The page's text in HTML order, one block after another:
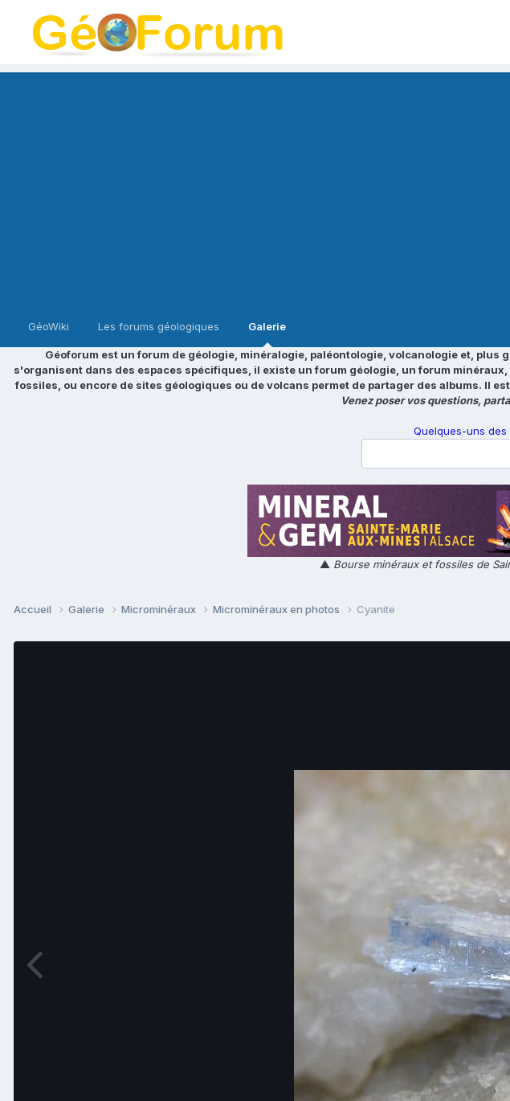
GéoWiki Les forums géologiques Galerie
Géoforum est un forum de géologie, minéralogie, paléontologie, volcanologie et,
s'organisent dans des espaces spécifiques, il existe un forum géologie, un forum
fossiles, ou encore de sites géologiques ou de volcans permet de partager des albums. Il
Venez poser vos questions,
Quelques-uns
▲ Bourse minéraux et fossiles de
Accueil Galerie Microminéraux Microminéraux en photos Cyanite